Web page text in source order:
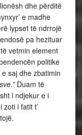
dhe përditë
e madhe
lypset të ndrrojë
pa hezituar
vetmin element
politike
saj dhe zbatimin
Duam të
i ndjekur e i
i zoti i fatit t’